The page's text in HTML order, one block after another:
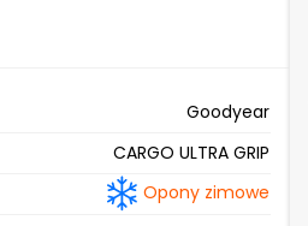
Goodyear
CARGO ULTRA GRIP
Opony zimowe